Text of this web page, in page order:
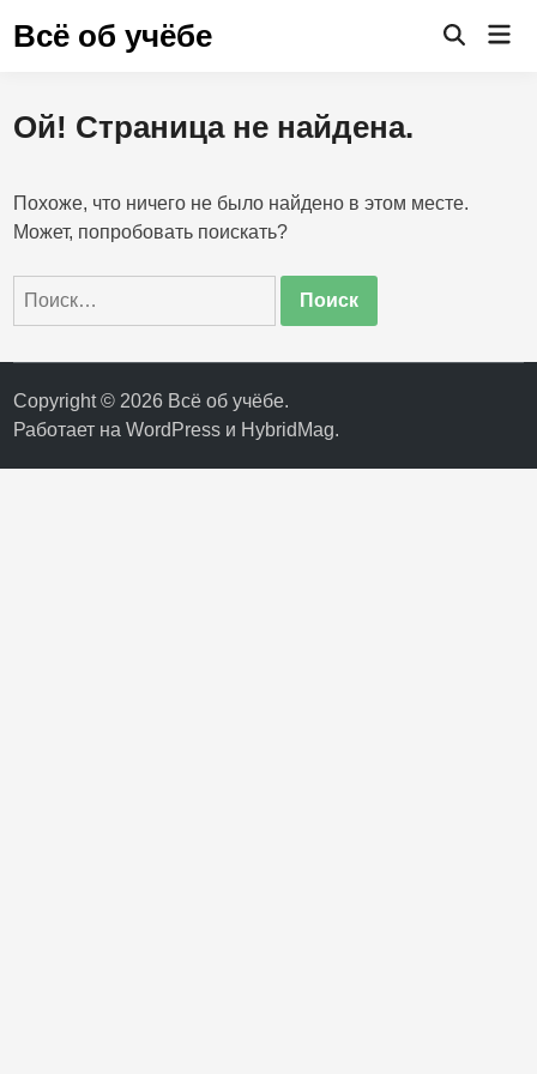
Всё об учёбе
Открыть
Ой! Страница не найдена.
Похоже, что ничего не было найдено в этом месте.
Может, попробовать поискать?
Найти:
Copyright © 2026 Всё об учёбе.
Работает наWordPress и HybridMag.